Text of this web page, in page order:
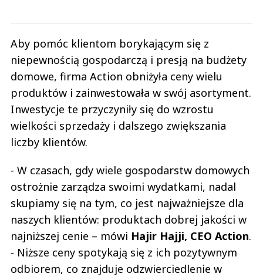
Aby pomóc klientom borykającym się z
niepewnością gospodarczą i presją na budżety
domowe, firma Action obniżyła ceny wielu
produktów i zainwestowała w swój asortyment.
Inwestycje te przyczyniły się do wzrostu
wielkości sprzedaży i dalszego zwiększania
liczby klientów.
- W czasach, gdy wiele gospodarstw domowych
ostrożnie zarządza swoimi wydatkami, nadal
skupiamy się na tym, co jest najważniejsze dla
naszych klientów: produktach dobrej jakości w
najniższej cenie – mówi Hajir Hajji, CEO Action.
- Niższe ceny spotykają się z ich pozytywnym
odbiorem, co znajduje odzwierciedlenie w